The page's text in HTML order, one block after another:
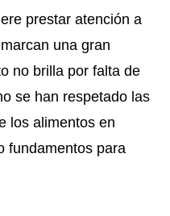
prestar atención a
una gran
no brilla por falta de
se han respetado las
los alimentos en
fundamentos para